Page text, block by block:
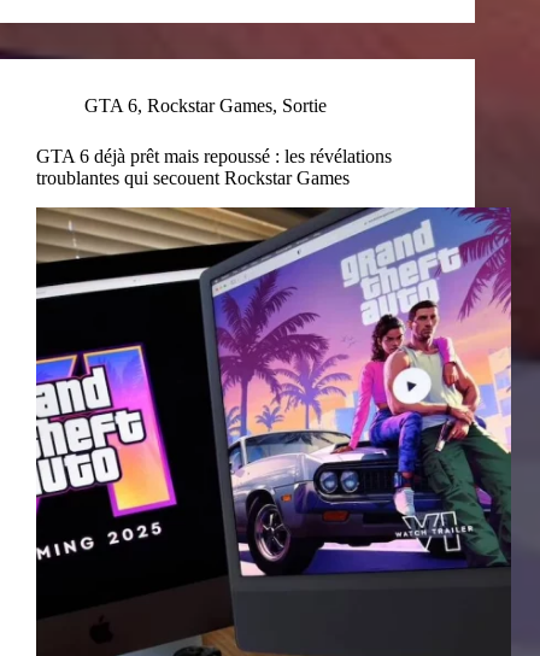
GTA 6, Rockstar Games, Sortie
GTA 6 déjà prêt mais repoussé : les révélations
troublantes qui secouent Rockstar Games